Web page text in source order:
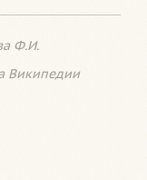
Ф.И.
Википедии